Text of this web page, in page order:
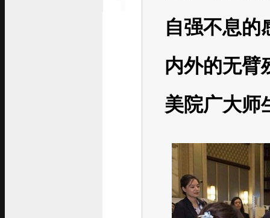
自强不息的
内外的无臂
美院广大师